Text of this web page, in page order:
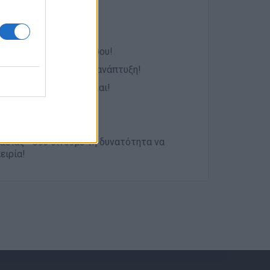
την αξία σου!
επαγγελματική σου ανάπτυξη!
ομάδα που νοιάζεται!
μεταφοράς
δίνουμε τη δυνατότητα να